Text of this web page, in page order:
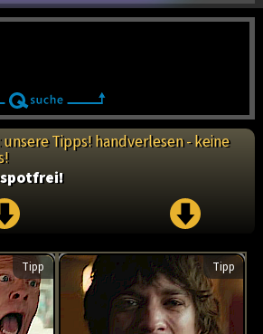
Tipps! handverlesen - keine
Tipp Tipp